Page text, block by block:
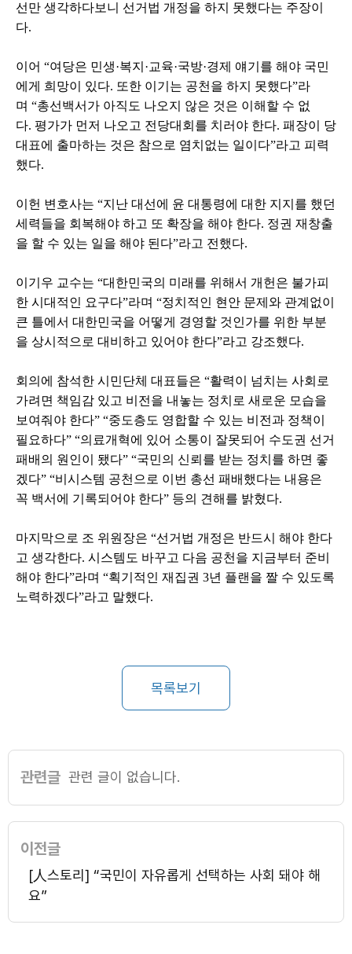
선만 생각하다보니 선거법 개정을 하지 못했다는 주장이
다.
이어 “여당은 민생·복지 ·교육·국방·경제 얘기를 해야 국민
에게 희망이 있다. 또한 이기는 공천을 하지 못했다”라
며 “총선백서가 아직도 나오지 않은 것은 이해할 수 없
다. 평가가 먼저 나오고 전당대회를 치러야 한다. 패장이 당
대표에 출마하는 것은 참으로 염치없는 일이다”라고 피력
했다.
이헌 변호사는 “지난 대선에 윤 대통령에 대한 지지를 했던
세력들을 회복해야 하고 또 확장을 해야 한다. 정권 재창출
을 할 수 있는 일을 해야 된다”라고 전했다.
이기우 교수는 “대한민국의 미래를 위해서 개헌은 불가피
한 시대적인 요구다”라며 “정치적인 현안 문제와 관계없이
큰 틀에서 대한민국을 어떻게 경영할 것인가를 위한 부분
을 상시적으로 대비하고 있어야 한다”라고 강조했다.
회의에 참석한 시민단체 대표들은 “활력이 넘치는 사회로
가려면 책임감 있고 비전을 내놓는 정치로 새로운 모습을
보여줘야 한다” “중도층도 영합할 수 있는 비전과 정책이
필요하다” “의료개혁에 있어 소통이 잘못되어 수도권 선거
패배의 원인이 됐다” “국민의 신뢰를 받는 정치를 하면 좋
겠다” “비시스템 공천으로 이번 총선 패배했다는 내용은
꼭 백서에 기록되어야 한다” 등의 견해를 밝혔다.
마지막으로 조 위원장은 “선거법 개정은 반드시 해야 한다
고 생각한다. 시스템도 바꾸고 다음 공천을 지금부터 준비
해야 한다”라며 “획기적인 재집권 3년 플랜을 짤 수 있도록
노력하겠다”라고 말했다.
목록보기
관련글 관련 글이 없습니다.
이전글
[人스토리] “국민이 자유롭게 선택하는 사회 돼야 해
요”